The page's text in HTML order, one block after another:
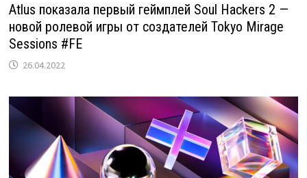
Atlus показала первый геймплей Soul Hackers 2 —
новой ролевой игры от создателей Tokyo Mirage
Sessions #FE
26.04.2022